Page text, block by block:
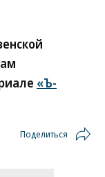
«Ъ-
Поделиться